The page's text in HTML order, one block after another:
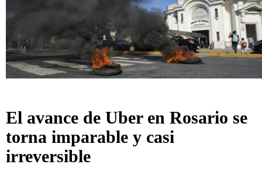
El avance de Uber en Rosario se
torna imparable y casi
irreversible